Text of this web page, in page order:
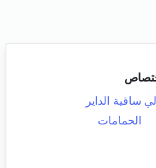
ساقية الداير
الحمامات